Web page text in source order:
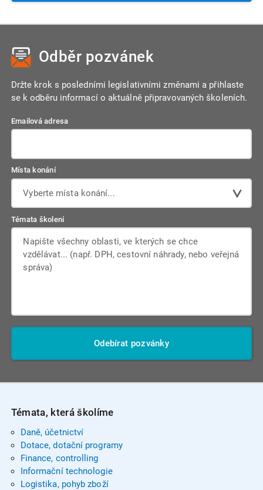
Odběr pozvánek
Držte krok s posledními legislativními změnami a přihlaste
se k odběru informací o aktuálně připravovaných školeních.
Emailová adresa
Místa konání
Vyberte místa konání...
Témata školení
Odebírat pozvánky
Témata, která školíme
Daně, účetnictví
Dotace, dotační programy
Finance, controlling
Informační technologie
Logistika, pohyb zboží